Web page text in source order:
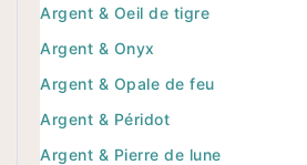
Argent & Oeil de tigre
Argent & Onyx
Argent & Opale de feu
Argent & Péridot
Argent & Pierre de lune